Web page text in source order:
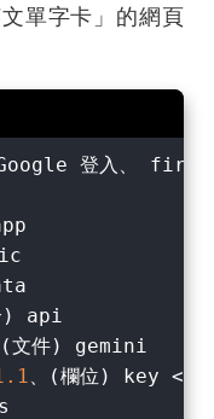
單字卡」的網頁
) api
(文件) gemini
.1、(欄位) key